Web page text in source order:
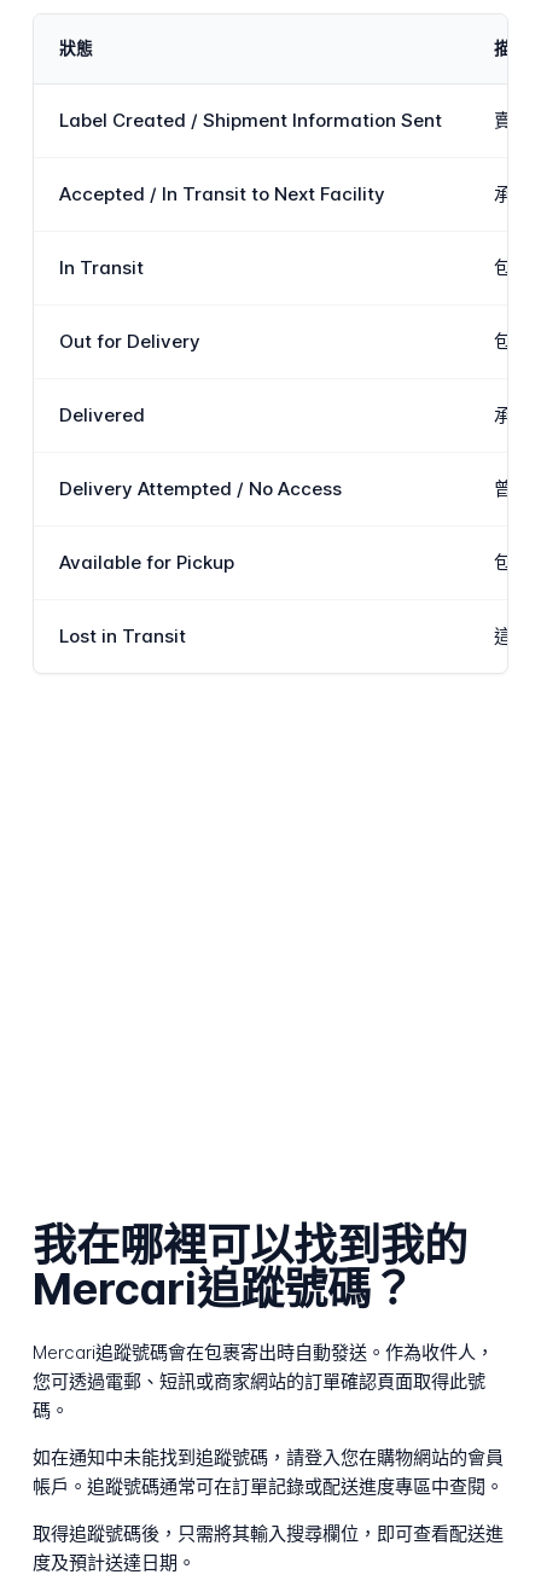
狀態 描述
Label Created / Shipment Information Sent 賣家
Accepted / In Transit to Next Facility 承運
In Transit 包裹
Out for Delivery 包裹
Delivered 承運
Delivery Attempted / No Access 曾嘗
Available for Pickup 包裹
Lost in Transit 這是
我在哪裡可以找到我的
Mercari追蹤號碼？
Mercari追蹤號碼會在包裹寄出時自動發送。作為收件人，
您可透過電郵、短訊或商家網站的訂單確認頁面取得此號
碼。
如在通知中未能找到追蹤號碼，請登入您在購物網站的會員
帳戶。追蹤號碼通常可在訂單記錄或配送進度專區中查閱。
取得追蹤號碼後，只需將其輸入搜尋欄位，即可查看配送進
度及預計送達日期。